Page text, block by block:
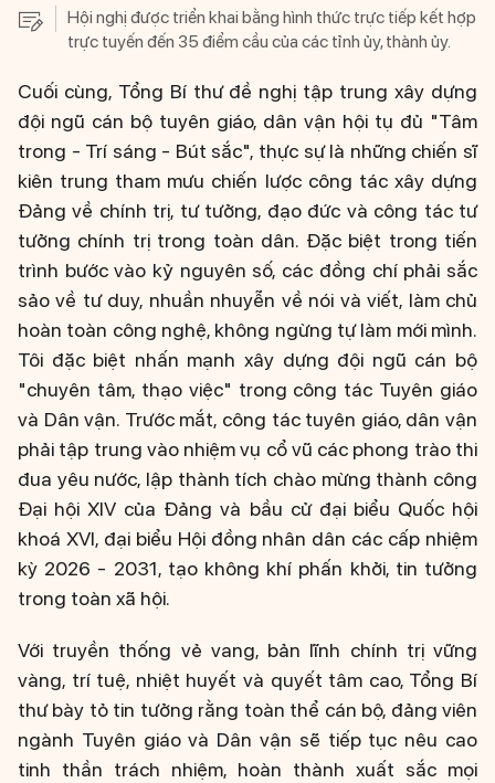
Hội nghị được triển khai bằng hình thức trực tiếp kết hợp
trực tuyến đến 35 điểm cầu của các tỉnh ủy, thành ủy.
Cuối cùng, Tổng Bí thư đề nghị tập trung xây dựng
đội ngũ cán bộ tuyên giáo, dân vận hội tụ đủ "Tâm
trong - Trí sáng - Bút sắc", thực sự là những chiến sĩ
kiên trung tham mưu chiến lược công tác xây dựng
Đảng về chính trị, tư tưởng, đạo đức và công tác tư
tưởng chính trị trong toàn dân. Đặc biệt trong tiến
trình bước vào kỷ nguyên số, các đồng chí phải sắc
sảo về tư duy, nhuần nhuyễn về nói và viết, làm chủ
hoàn toàn công nghệ, không ngừng tự làm mới mình.
Tôi đặc biệt nhấn mạnh xây dựng đội ngũ cán bộ
"chuyên tâm, thạo việc" trong công tác Tuyên giáo
và Dân vận. Trước mắt, công tác tuyên giáo, dân vận
phải tập trung vào nhiệm vụ cổ vũ các phong trào thi
đua yêu nước, lập thành tích chào mừng thành công
Đại hội XIV của Đảng và bầu cử đại biểu Quốc hội
khoá XVI, đại biểu Hội đồng nhân dân các cấp nhiệm
kỳ 2026 - 2031, tạo không khí phấn khởi, tin tưởng
trong toàn xã hội.
Với truyền thống vẻ vang, bản lĩnh chính trị vững
vàng, trí tuệ, nhiệt huyết và quyết tâm cao, Tổng Bí
thư bày tỏ tin tưởng rằng toàn thể cán bộ, đảng viên
ngành Tuyên giáo và Dân vận sẽ tiếp tục nêu cao
tinh thần trách nhiệm, hoàn thành xuất sắc mọi